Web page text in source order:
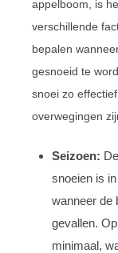
appelboom, is
verschillende
bepalen
gesnoeid te
snoei zo
overwegingen
Seizoen:
snoeien is
wanneer de
gevallen.
minimaal,